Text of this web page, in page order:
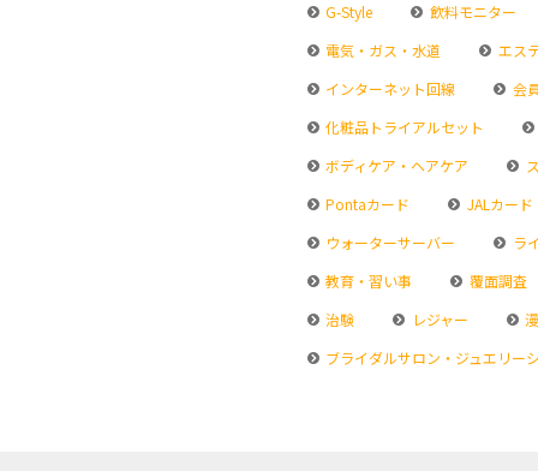
G-Style
飲料モニター
電気・ガス・水道
エス
インターネット回線
会
化粧品トライアルセット
ボディケア・ヘアケア
Pontaカード
JALカード
ウォーターサーバー
ラ
教育・習い事
覆面調査
治験
レジャー
ブライダルサロン・ジュエリー